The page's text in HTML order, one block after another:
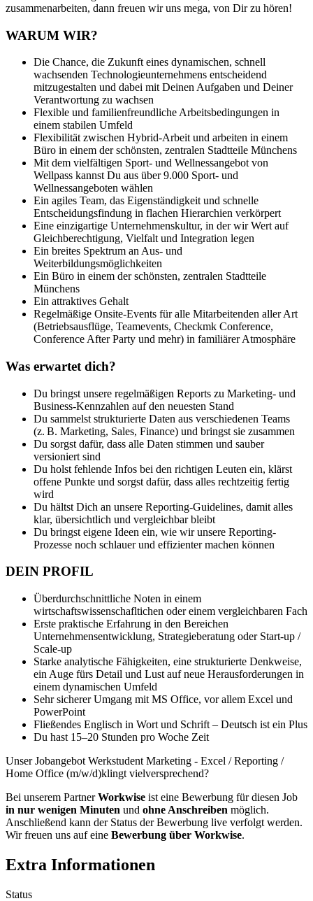
zusammenarbeiten, dann freuen wir uns mega, von Dir zu hören!
WARUM WIR?
Die Chance, die Zukunft eines dynamischen, schnell
wachsenden Technologieunternehmens entscheidend
mitzugestalten und dabei mit Deinen Aufgaben und Deiner
Verantwortung zu wachsen
Flexible und familienfreundliche Arbeitsbedingungen in
einem stabilen Umfeld
Flexibilität zwischen Hybrid-Arbeit und arbeiten in einem
Büro in einem der schönsten, zentralen Stadtteile Münchens
Mit dem vielfältigen Sport- und Wellnessangebot von
Wellpass kannst Du aus über 9.000 Sport- und
Wellnessangeboten wählen
Ein agiles Team, das Eigenständigkeit und schnelle
Entscheidungsfindung in flachen Hierarchien verkörpert
Eine einzigartige Unternehmenskultur, in der wir Wert auf
Gleichberechtigung, Vielfalt und Integration legen
Ein breites Spektrum an Aus- und
Weiterbildungsmöglichkeiten
Ein Büro in einem der schönsten, zentralen Stadtteile
Münchens
Ein attraktives Gehalt
Regelmäßige Onsite-Events für alle Mitarbeitenden aller Art
(Betriebsausflüge, Teamevents, Checkmk Conference,
Conference After Party und mehr) in familiärer Atmosphäre
Was erwartet dich?
Du bringst unsere regelmäßigen Reports zu Marketing- und
Business-Kennzahlen auf den neuesten Stand
Du sammelst strukturierte Daten aus verschiedenen Teams
(z. B. Marketing, Sales, Finance) und bringst sie zusammen
Du sorgst dafür, dass alle Daten stimmen und sauber
versioniert sind
Du holst fehlende Infos bei den richtigen Leuten ein, klärst
offene Punkte und sorgst dafür, dass alles rechtzeitig fertig
wird
Du hältst Dich an unsere Reporting-Guidelines, damit alles
klar, übersichtlich und vergleichbar bleibt
Du bringst eigene Ideen ein, wie wir unsere Reporting-
Prozesse noch schlauer und effizienter machen können
DEIN PROFIL
Überdurchschnittliche Noten in einem
wirtschaftswissenschafltichen oder einem vergleichbaren Fach
Erste praktische Erfahrung in den Bereichen
Unternehmensentwicklung, Strategieberatung oder Start-up /
Scale-up
Starke analytische Fähigkeiten, eine strukturierte Denkweise,
ein Auge fürs Detail und Lust auf neue Herausforderungen in
einem dynamischen Umfeld
Sehr sicherer Umgang mit MS Office, vor allem Excel und
PowerPoint
Fließendes Englisch in Wort und Schrift – Deutsch ist ein Plus
Du hast 15–20 Stunden pro Woche Zeit
Unser Jobangebot Werkstudent Marketing - Excel / Reporting /
Home Office (m/w/d)klingt vielversprechend?
Bei unserem PartnerWorkwise ist eine Bewerbung für diesen Job
in nur wenigen Minuten und ohne Anschreiben möglich.
Anschließend kann der Status der Bewerbung live verfolgt werden.
Wir freuen uns auf eine Bewerbung über Workwise.
Extra Informationen
Status